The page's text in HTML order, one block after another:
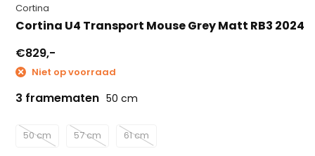
Cortina
Cortina U4 Transport Mouse Grey Matt RB3 2024
€829,-
Niet op voorraad
3 framematen 50 cm
50 cm 57 cm 61 cm